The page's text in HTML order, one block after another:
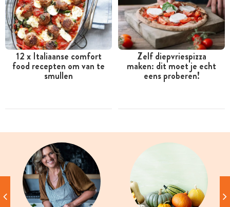
12 x Italiaanse comfort
food recepten om van te
smullen
Zelf diepvriespizza
maken: dit moet je echt
eens proberen!